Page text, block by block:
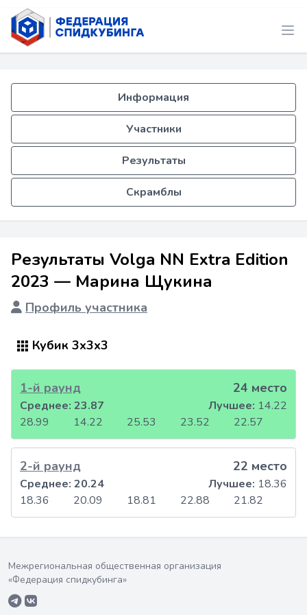
Информация
Участники
Результаты
Скрамблы
Результаты Volga NN Extra Edition
2023 — Марина Щукина
Профиль участника
Кубик 3x3x3
1-й раунд 24 место
28.99 14.22 25.53 23.52 22.57
Среднее: 23.87 Лучшее: 14.22
2-й раунд 22 место
18.36 20.09 18.81 22.88 21.82
Среднее: 20.24 Лучшее: 18.36
Межрегиональная общественная организация
«Федерация спидкубинга»